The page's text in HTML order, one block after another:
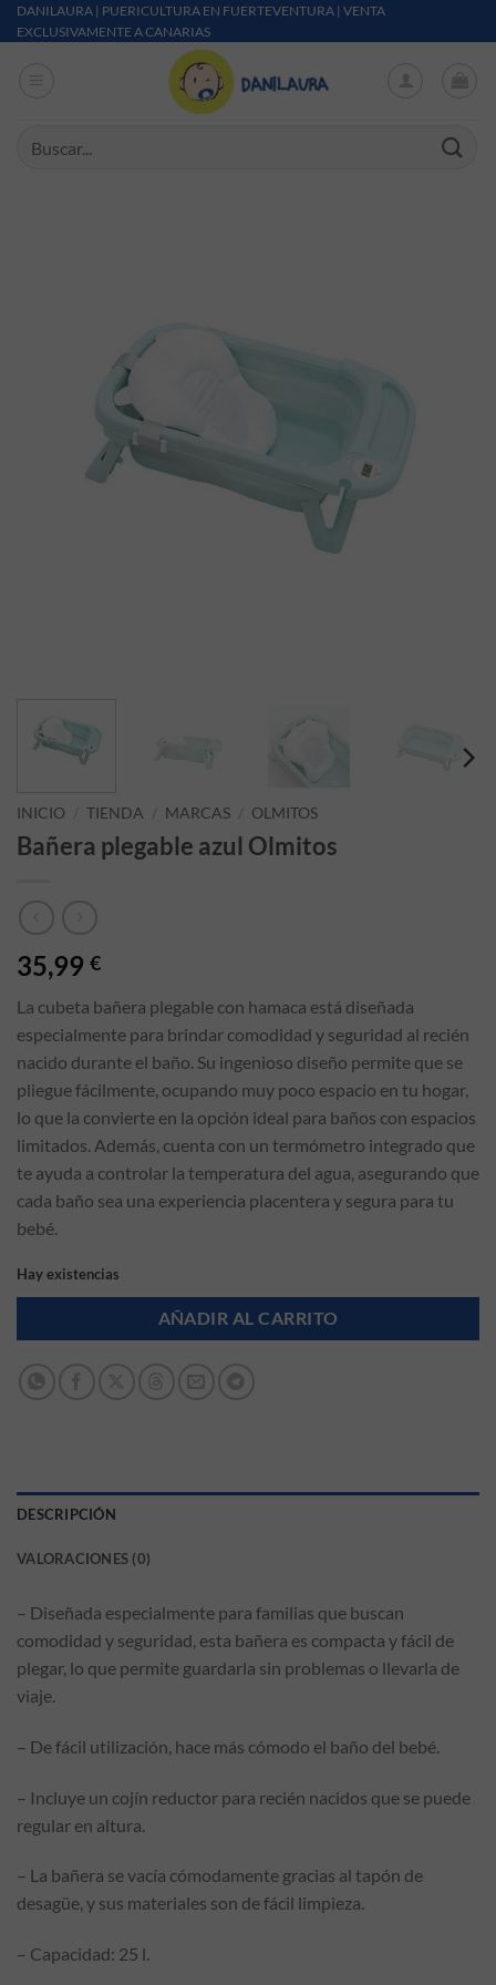
Saltar al contenido
DANILAURA | PUERICULTURA EN FUERTEVENTURA | VENTA
EXCLUSIVAMENTE A CANARIAS
INICIO / TIENDA / MARCAS / OLMITOS
Bañera plegable azul Olmitos
35,99 €
La cubeta bañera plegable con hamaca está diseñada
especialmente para brindar comodidad y seguridad al recién
nacido durante el baño. Su ingenioso diseño permite que se
pliegue fácilmente, ocupando muy poco espacio en tu hogar,
lo que la convierte en la opción ideal para baños con espacios
limitados. Además, cuenta con un termómetro integrado que
te ayuda a controlar la temperatura del agua, asegurando que
cada baño sea una experiencia placentera y segura para tu
bebé.
Hay existencias
AÑADIR AL CARRITO
DESCRIPCIÓN
VALORACIONES (0)
– Diseñada especialmente para familias que buscan
comodidad y seguridad, esta bañera es compacta y fácil de
plegar, lo que permite guardarla sin problemas o llevarla de
viaje.
– De fácil utilización, hace más cómodo el baño del bebé.
– Incluye un cojín reductor para recién nacidos que se puede
regular en altura.
– La bañera se vacía cómodamente gracias al tapón de
desagüe, y sus materiales son de fácil limpieza.
– Capacidad: 25 l.